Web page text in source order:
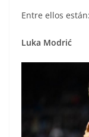
Entre ellos están:
Luka Modrić